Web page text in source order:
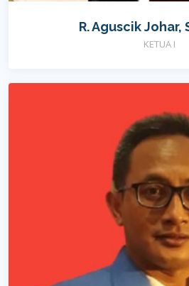
R. Aguscik Johar,
KETUA I